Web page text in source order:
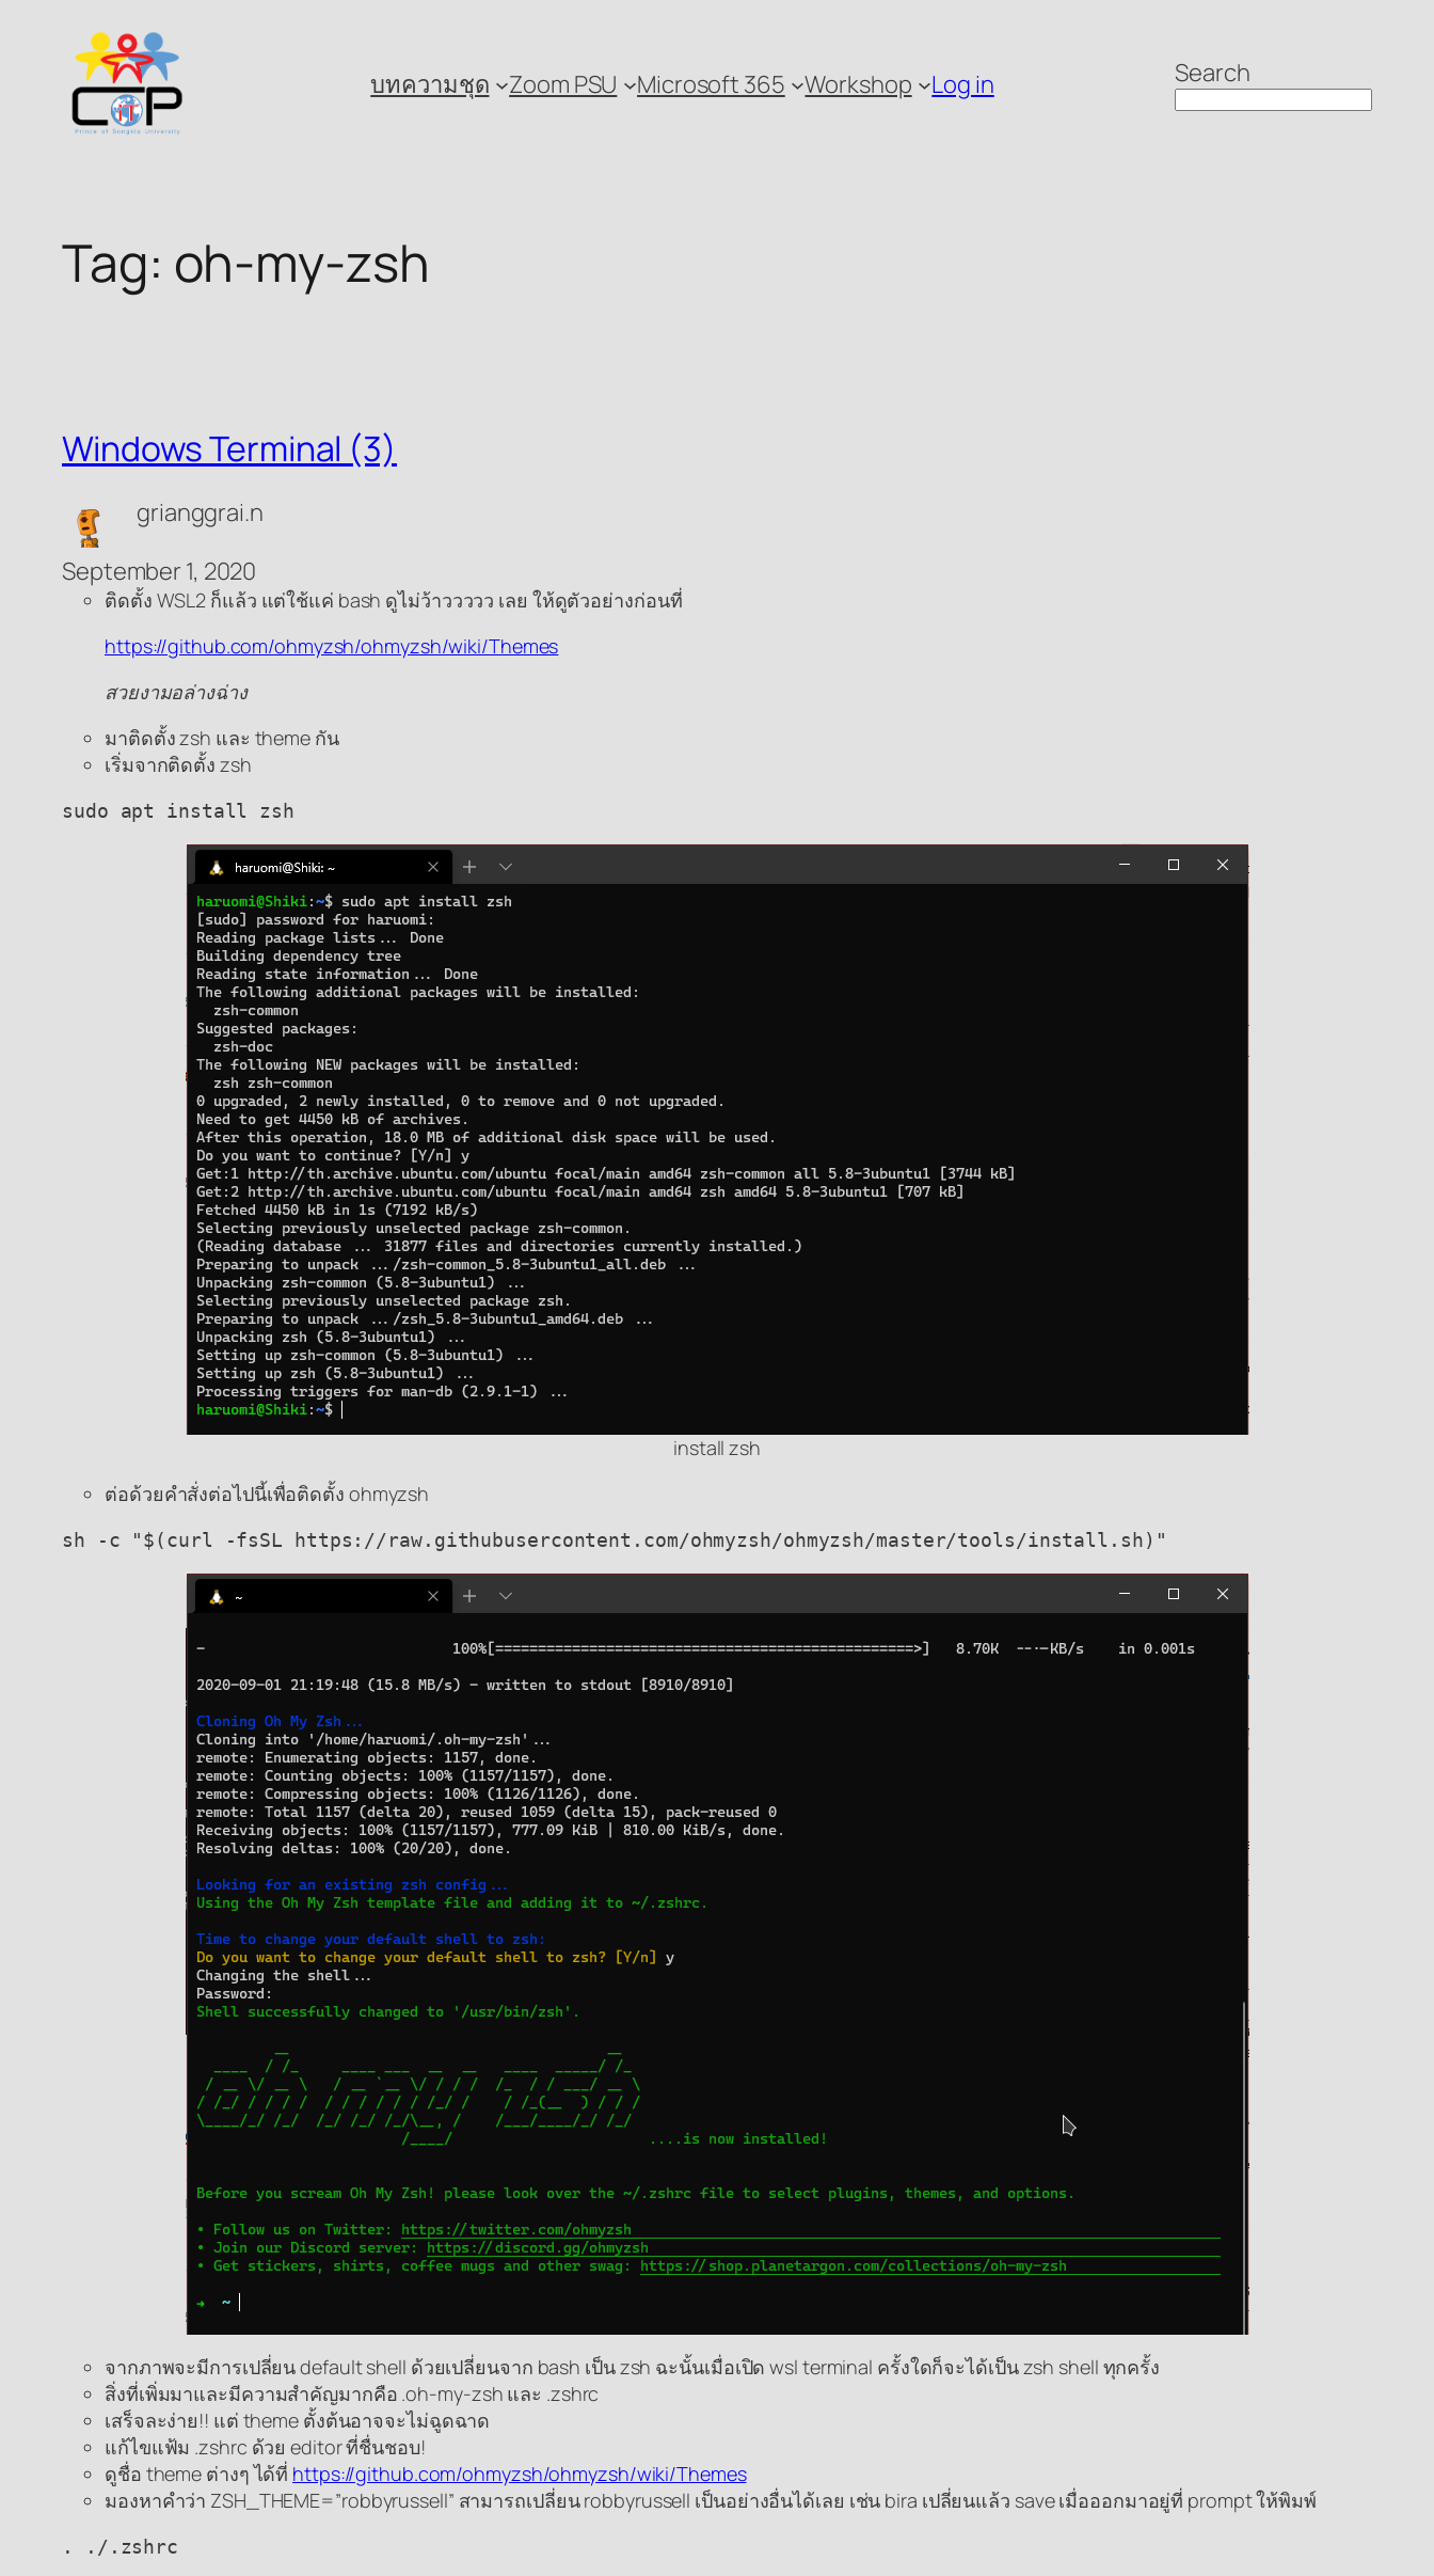
content
บทความชุด Zoom PSU Microsoft 365 Workshop Log in Search
Tag: oh-my-zsh
Windows Terminal (3)
grianggrai.n
September 1, 2020
ติดตั้ง WSL2 ก็แล้ว แต่ใช้แค่ bash ดูไม่ว้าววววว เลย ให้ดูตัวอย่างก่อนที่
https://github.com/ohmyzsh/ohmyzsh/wiki/Themes
สวยงามอล่างฉ่าง
มาติดตั้ง zsh และ theme กัน
เริ่มจากติดตั้ง zsh
sudo apt install zsh
install zsh
ต่อด้วยคำสั่งต่อไปนี้เพื่อติดตั้ง ohmyzsh
sh -c "$(curl -fsSL https://raw.githubusercontent.com/ohmyzsh/ohmyzsh/master/tools/install.sh)"
จากภาพจะมีการเปลี่ยน default shell ด้วยเปลี่ยนจาก bash เป็น zsh ฉะนั้นเมื่อเปิด wsl terminal ครั้งใดก็จะได้เป็น zsh shell ทุกครั้ง
สิ่งที่เพิ่มมาและมีความสำคัญมากคือ .oh-my-zsh และ .zshrc
เสร็จละง่าย!! แต่ theme ตั้งต้นอาจจะไม่ฉูดฉาด
แก้ไขแฟ้ม .zshrc ด้วย editor ที่ชื่นชอบ!
ดูชื่อ theme ต่างๆ ได้ที่ https://github.com/ohmyzsh/ohmyzsh/wiki/Themes
มองหาคำว่า ZSH_THEME=”robbyrussell” สามารถเปลี่ยน robbyrussell เป็นอย่างอื่นได้เลย เช่น bira เปลี่ยนแล้ว save เมื่อออกมาอยู่ที่ prompt ให้พิมพ์
. ./.zshrc